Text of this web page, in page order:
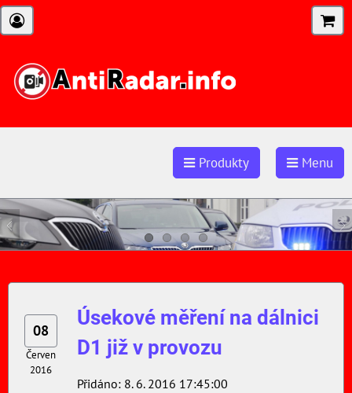
Produkty Menu
08
Červen
2016
Úsekové měření na dálnici
D1 již v provozu
Přidáno: 8. 6. 2016 17:45:00